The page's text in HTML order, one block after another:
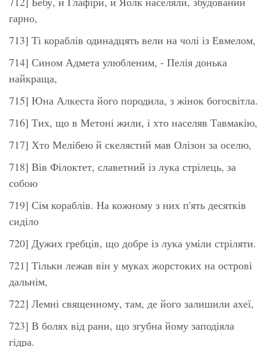
гарно,
713] Ті кораблів одинадцять вели на чолі із Евмелом,
714] Сином Адмета улюбленим, - Пелія донька
найкраща,
715] Юна Алкеста його породила, з жінок богосвітла.
716] Тих, що в Метоні жили, і хто населяв Тавмакію,
717] Хто Мелібею й скелястий мав Олізон за оселю,
718] Вів Філоктет, славетний із лука стрілець, за
собою
719] Сім кораблів. На кожному з них п'ять десятків
сиділо
720] Дужих гребців, що добре із лука уміли стріляти.
721] Тільки лежав він у муках жорстоких на острові
дальнім,
722] Лемні священному, там, де його залишили ахеї,
723] В болях від рани, що згубна йому заподіяла
гідра.